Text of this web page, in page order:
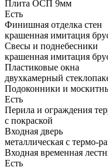
Плита ОСП 9мм
Есть
Финишная отделка стен
крашенная имитация
Свесы и поднебесники
крашенная имитация
Пластиковые окна
двухкамерный
Подоконники и
Есть
Перила и ограждения
с покраской
Входная дверь
металлическая с термо-
Входная временная
Есть